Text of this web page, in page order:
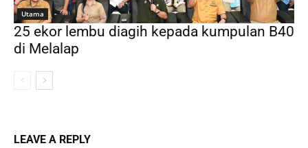
Utama
25 ekor lembu diagih kepada kumpulan B40
di Melalap
LEAVE A REPLY